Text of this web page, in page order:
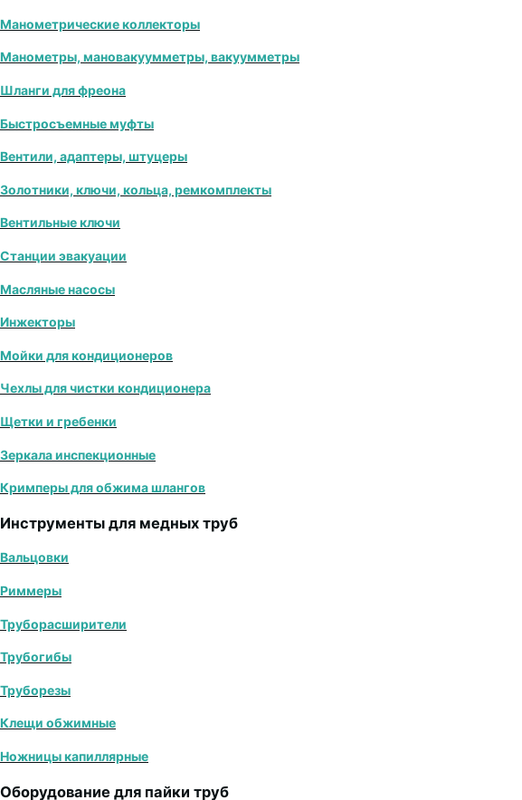
Манометрические коллекторы
Манометры, мановакуумметры, вакуумметры
Шланги для фреона
Быстросъемные муфты
Вентили, адаптеры, штуцеры
Золотники, ключи, кольца, ремкомплекты
Вентильные ключи
Станции эвакуации
Масляные насосы
Инжекторы
Мойки для кондиционеров
Чехлы для чистки кондиционера
Щетки и гребенки
Зеркала инспекционные
Кримперы для обжима шлангов
Инструменты для медных труб
Вальцовки
Риммеры
Труборасширители
Трубогибы
Труборезы
Клещи обжимные
Ножницы капиллярные
Оборудование для пайки труб